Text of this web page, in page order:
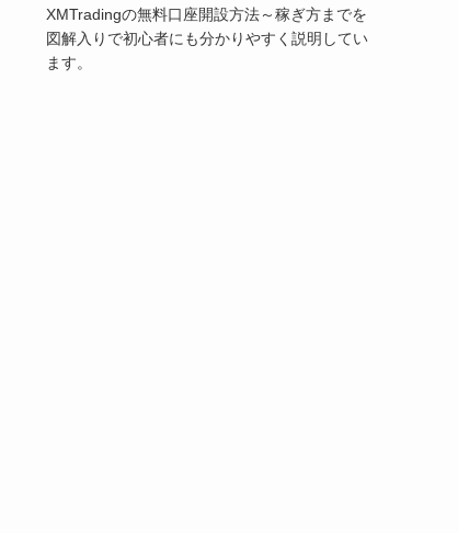
XMTradingの無料口座開設方法～稼ぎ方までを
図解入りで初心者にも分かりやすく説明してい
ます。